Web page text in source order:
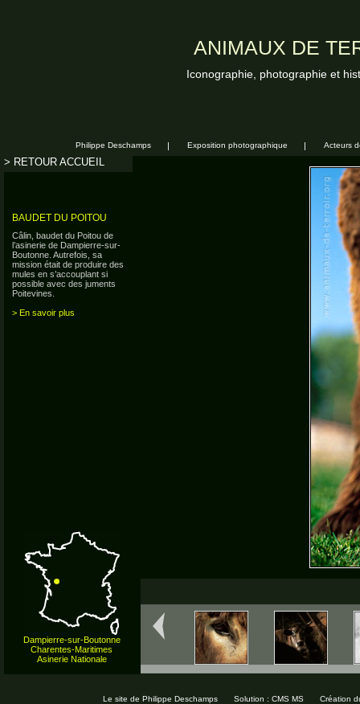
ANIMAUX DE
Iconographie, photographie et
Acteurs
|
Exposition photographique
|
Philippe Deschamps
> RETOUR ACCUEIL
BAUDET DU POITOU
Câlin, baudet du Poitou de
l’asinerie de Dampierre-sur-
Boutonne. Autrefois, sa
mission était de produire des
mules en s’accouplant si
possible avec des juments
Poitevines.
> En savoir plus
Dampierre-sur-Boutonne
Charentes-Maritimes
Asinerie Nationale
Création
Solution : CMS MS
Le site de Philippe Deschamps